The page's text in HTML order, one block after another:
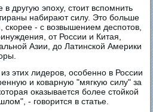
другую эпоху, стоит вспомнить
набирают силу. Это больше
- с возвышением деспотов,
от России и Китая,
Азии, до Латинской Америки
этих лидеров, особенно в России
и коварную "мягкую силу" за
оказывается более стойкой
- говорится в статье.